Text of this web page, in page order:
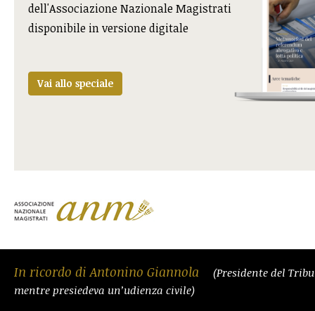
dell'Associazione Nazionale Magistrati
disponibile in versione digitale
Vai allo speciale
In ricordo di Antonino Giannola
(Presidente del
mentre presiedeva un’udienza civile)